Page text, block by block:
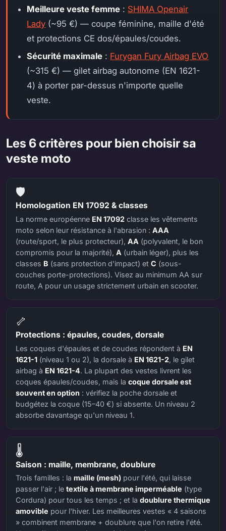
Meilleure veste femme : SHIMA Openair
Lady (~95 €) — coupe féminine, maille d'été
et protections CE dos/épaules/coudes.
Sécurité maximale : Furygan Fury Airbag EVO
(~315 €) — gilet airbag autonome (EN 1621-
4) à porter par-dessus n'importe quelle
veste.
Les 6 critères pour bien choisir sa
veste moto
🛡️
Homologation EN 17092 & classes
La norme européenne EN 17092classe les vêtements
moto selon leur résistance à l'abrasion : AAA
(route/sport, le plus protecteur), AA (polyvalent, le bon
compromis pour la majorité), A (urbain léger), plus les
classes B (sans protection d'impact) et C (sous-
couches porte-protections). Visez au minimum AA sur
route, A pour un usage strictement urbain en scooter.
🦴
Protections : épaules, coudes, dorsale
Les coques d'épaules et de coudes répondent à EN
1621-1(niveau 1 ou 2), la dorsale à EN 1621-2, le gilet
airbag à EN 1621-4. La plupart des vestes livrent les
coques épaules/coudes, mais la coque dorsale est
souvent en option : vérifiez la poche dorsale et
budgétez la coque (15–40 €) si absente. Un niveau 2
absorbe davantage qu'un niveau 1.
🌡️
Saison : maille, membrane, doublure
Trois familles : la maille (mesh)pour l'été, qui laisse
passer l'air ; le textile à membrane imperméable (type
Cordura) pour tous les temps ; et la doublure thermique
amovible pour l'hiver. Les meilleures vestes « 4 saisons
» combinent membrane + doublure que l'on retire l'été.